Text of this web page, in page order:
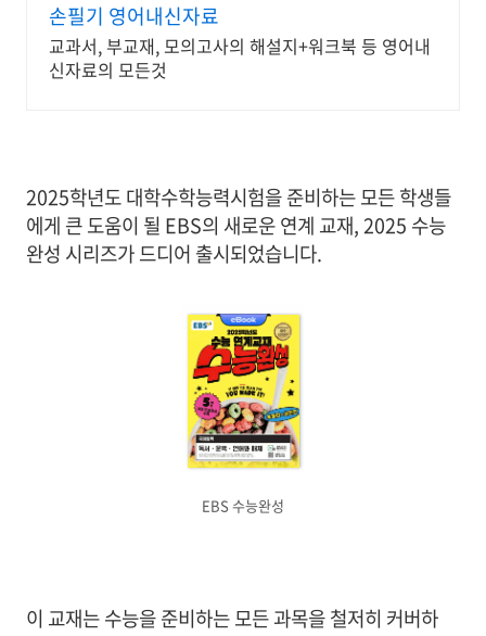
손필기 영어내신자료
교과서, 부교재, 모의고사의 해설지+워크북 등 영어내
신자료의 모든것
2025학년도 대학수학능력시험을 준비하는 모든 학생들
에게 큰 도움이 될 EBS의 새로운 연계 교재, 2025 수능
완성 시리즈가 드디어 출시되었습니다.
EBS 수능완성
이 교재는 수능을 준비하는 모든 과목을 철저히 커버하